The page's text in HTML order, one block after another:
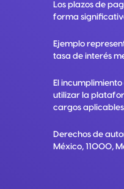
Los plazos de
forma
Ejemplo
tasa de interés
El
utilizar la
cargos
Derechos de
México, 11000,